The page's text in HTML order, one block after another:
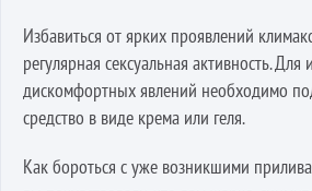
Избавиться от ярких проявлений
регулярная сексуальная активность. Для
дискомфортных явлений необходимо
средство в виде крема или геля.
Как бороться с уже возникшими